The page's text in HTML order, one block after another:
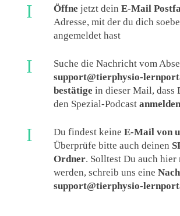
I Öffne jetzt dein E-Mail
Adresse, mit der du dich
angemeldet hast
I
Suche die Nachricht vom
support@tierphysio-
bestätige in dieser Mail, dass
den Spezial-Podcast
I Du findest keine E-Mail von
Überprüfe bitte auch deinen
Ordner. Solltest Du auch
werden, schreib uns eine
support@tierphysio-